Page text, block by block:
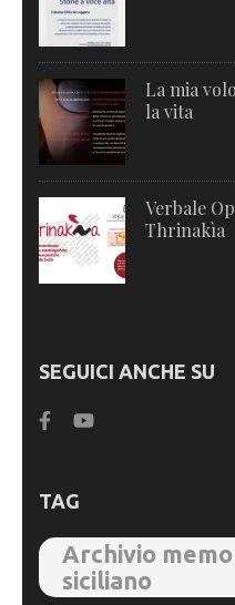
La mia
la vita
Verbale
Thrinakìa
SEGUICI ANCHE SU
TAG
Archivio
siciliano